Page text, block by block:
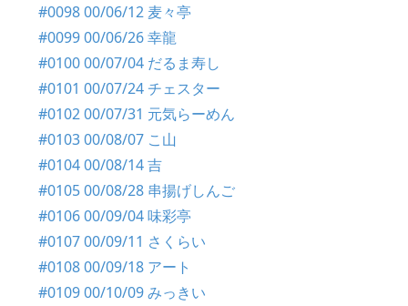
#0098 00/06/12 麦々亭
#0099 00/06/26 幸龍
#0100 00/07/04 だるま寿し
#0101 00/07/24 チェスター
#0102 00/07/31 元気らーめん
#0103 00/08/07 こ山
#0104 00/08/14 吉
#0105 00/08/28 串揚げしんご
#0106 00/09/04 味彩亭
#0107 00/09/11 さくらい
#0108 00/09/18 アート
#0109 00/10/09 みっきい